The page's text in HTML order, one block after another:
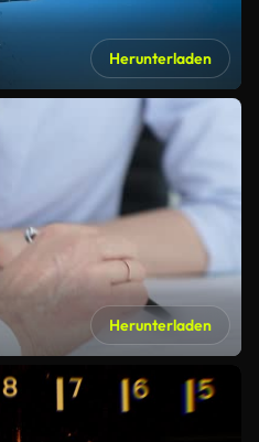
Herunterladen
Herunterladen